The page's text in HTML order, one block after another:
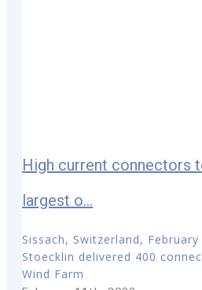
High current connectors
largest o...
Sissach, Switzerland,
Stoecklin delivered 400
Wind Farm